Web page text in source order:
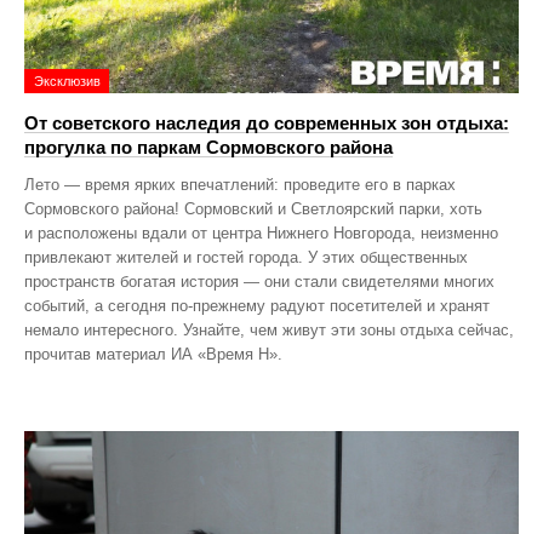
Эксклюзив
От советского наследия до современных зон отдыха:
прогулка по паркам Сормовского района
Лето — время ярких впечатлений: проведите его в парках
Сормовского района! Сормовский и Светлоярский парки, хоть
и расположены вдали от центра Нижнего Новгорода, неизменно
привлекают жителей и гостей города. У этих общественных
пространств богатая история — они стали свидетелями многих
событий, а сегодня по‑прежнему радуют посетителей и хранят
немало интересного. Узнайте, чем живут эти зоны отдыха сейчас,
прочитав материал ИА «Время Н».